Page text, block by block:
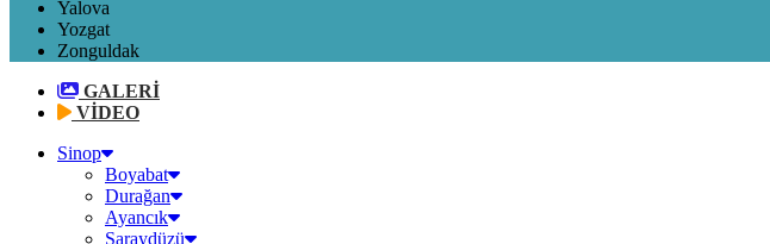
Yalova
Yozgat
Zonguldak
GALERİ
VİDEO
Sinop
Boyabat
Durağan
Ayancık
Saraydüzü